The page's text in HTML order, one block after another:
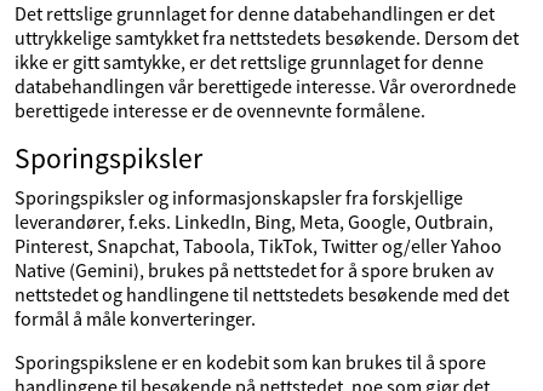
Det rettslige grunnlaget for denne databehandlingen er det
uttrykkelige samtykket fra nettstedets besøkende. Dersom det
ikke er gitt samtykke, er det rettslige grunnlaget for denne
databehandlingen vår berettigede interesse. Vår overordnede
berettigede interesse er de ovennevnte formålene.
Sporingspiksler
Sporingspiksler og informasjonskapsler fra forskjellige
leverandører, f.eks. LinkedIn, Bing, Meta, Google, Outbrain,
Pinterest, Snapchat, Taboola, TikTok, Twitter og/eller Yahoo
Native (Gemini), brukes på nettstedet for å spore bruken av
nettstedet og handlingene til nettstedets besøkende med det
formål å måle konverteringer.
Sporingspikslene er en kodebit som kan brukes til å spore
handlingene til besøkende på nettstedet, noe som gjør det